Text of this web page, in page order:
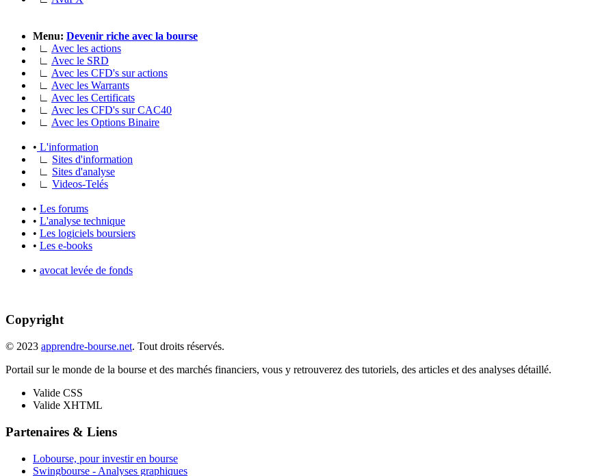
Menu: Devenir riche avec la bourse
∟ Avec les actions
∟ Avec le SRD
∟ Avec les CFD's sur actions
∟ Avec les Warrants
∟ Avec les Certificats
∟ Avec les CFD's sur CAC40
∟ Avec les Options Binaire
• L'information
∟ Sites d'information
∟ Sites d'analyse
∟ Videos-Telés
• Les forums
• L'analyse technique
• Les logiciels boursiers
• Les e-books
• avocat levée de fonds
Copyright
© 2023 apprendre-bourse.net. Tout droits réservés.
Portail sur le monde de la bourse et des marchés financiers, vous y retrouverez des tutoriels, des articles et des analyses détaillé.
Valide CSS
Valide XHTML
Partenaires & Liens
Lobourse, pour investir en bourse
Swingbourse - Analyses graphiques